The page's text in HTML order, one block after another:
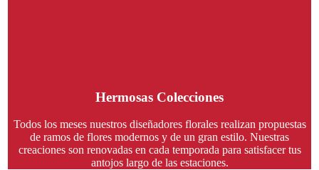
Hermosas Colecciones
Todos los meses nuestros diseñadores florales realizan propuestas
de ramos de flores modernos y de un gran estilo. Nuestras
creaciones son renovadas en cada temporada para satisfacer tus
antojos largo de las estaciones.